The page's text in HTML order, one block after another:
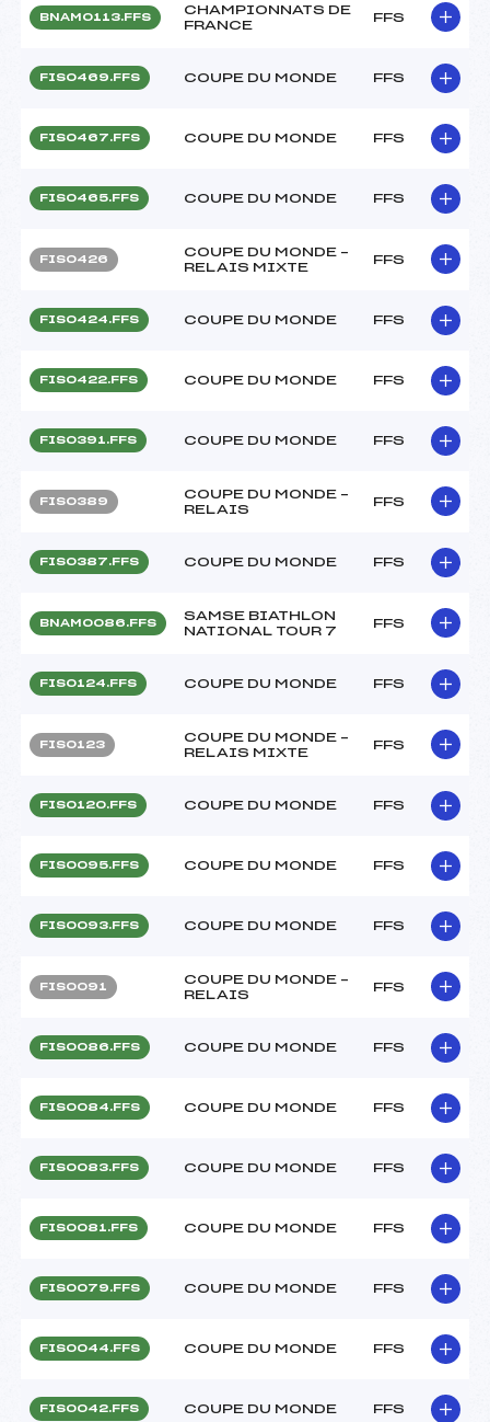
BNAM0113.FFS
CHAMPIONNATS DE
FRANCE
FFS
FIS0469.FFS COUPE DU MONDE FFS
FIS0467.FFS COUPE DU MONDE FFS
FIS0465.FFS COUPE DU MONDE FFS
FIS0426
COUPE DU MONDE –
RELAIS MIXTE
FFS
FIS0424.FFS COUPE DU MONDE FFS
FIS0422.FFS COUPE DU MONDE FFS
FIS0391.FFS COUPE DU MONDE FFS
FIS0389
COUPE DU MONDE –
RELAIS
FFS
FIS0387.FFS COUPE DU MONDE FFS
BNAM0086.FFS
SAMSE BIATHLON
NATIONAL TOUR 7
FFS
FIS0124.FFS COUPE DU MONDE FFS
FIS0123
COUPE DU MONDE –
RELAIS MIXTE
FFS
FIS0120.FFS COUPE DU MONDE FFS
FIS0095.FFS COUPE DU MONDE FFS
FIS0093.FFS COUPE DU MONDE FFS
FIS0091
COUPE DU MONDE –
RELAIS
FFS
FIS0086.FFS COUPE DU MONDE FFS
FIS0084.FFS COUPE DU MONDE FFS
FIS0083.FFS COUPE DU MONDE FFS
FIS0081.FFS COUPE DU MONDE FFS
FIS0079.FFS COUPE DU MONDE FFS
FIS0044.FFS COUPE DU MONDE FFS
FIS0042.FFS COUPE DU MONDE FFS